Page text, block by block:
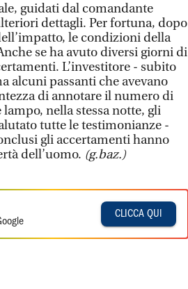
guidati dal comandante
dettagli. Per fortuna, dopo
le condizioni della
se ha avuto diversi giorni di
L’investitore - subito
alcuni passanti che avevano
di annotare il numero di
nella stessa notte, gli
tutte le testimonianze -
gli accertamenti hanno
dell’uomo. (g.baz.)
CLICCA QUI